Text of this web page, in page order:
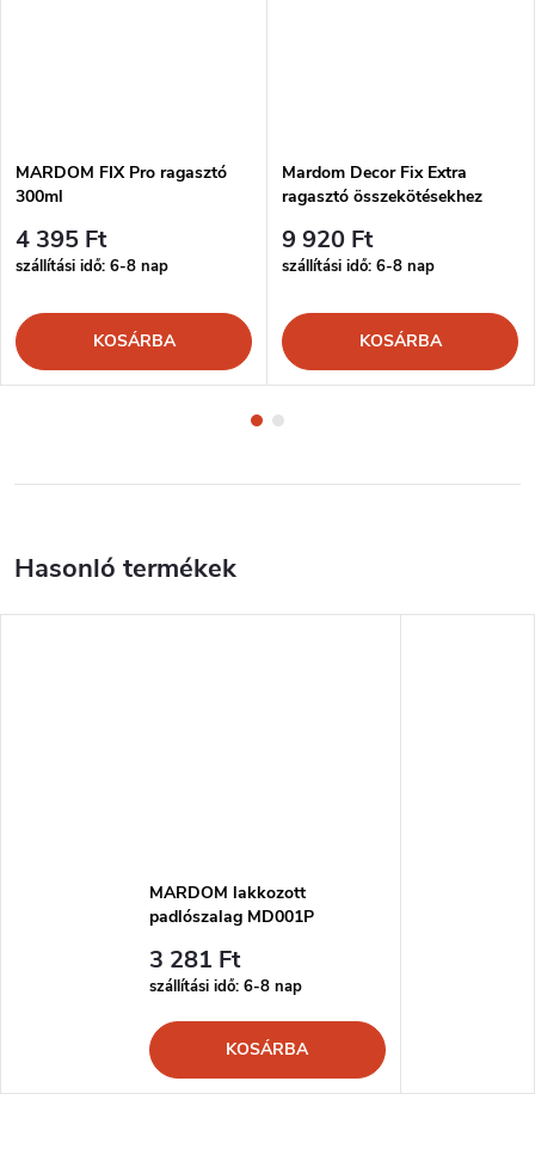
MARDOM FIX Pro ragasztó
300ml
4 395 Ft
szállítási idő: 6-8 nap
KOSÁRBA
Mardom Decor Fix Extra
ragasztó összekötésekhez
9 920 Ft
szállítási idő: 6-8 nap
KOSÁRBA
MARDOM lakkozott
padlószalag MD001P
3 281 Ft
szállítási idő: 6-8 nap
KOSÁRBA